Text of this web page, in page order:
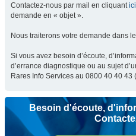
Contactez-nous par mail en cliquantici
demande en « objet ».
Nous traiterons votre demande dans
Si vous avez besoin d’écoute,
d’errance diagnostique ou au sujet
Rares Info Services au 0800 40 40 43
Besoin d'écoute,